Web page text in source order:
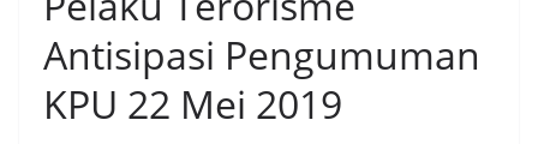
Antisipasi Pengumuman
KPU 22 Mei 2019